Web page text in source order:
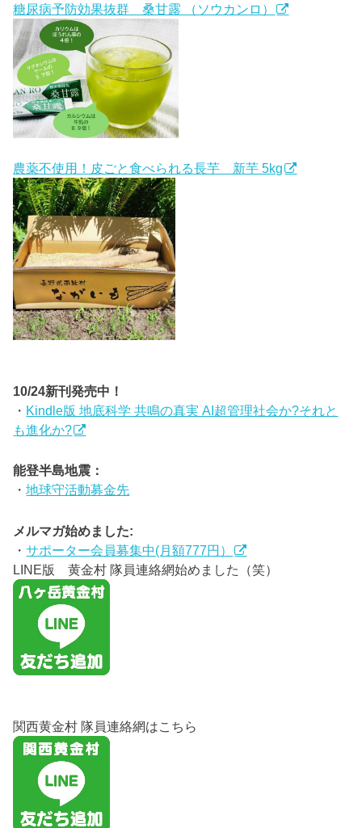
糖尿病予防効果抜群 桑甘露 （ソウカンロ）
農薬不使用！皮ごと食べられる長芋 新芋 5kg
10/24新刊発売中！
・ Kindle版 地底科学 共鳴の真実 AI超管理社会か?それと
も進化か?
能登半島地震：
・地球守活動募金先
メルマガ始めました:
・サポーター会員募集中(月額777円）
LINE版 黄金村 隊員連絡網始めました（笑）
関西黄金村 隊員連絡網はこちら